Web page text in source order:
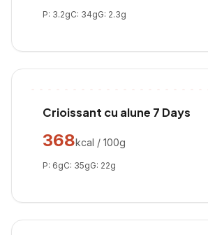
P: 3.2gC: 34gG: 2.3g
Crioissant cu alune 7 Days
368kcal / 100g
P: 6gC: 35gG: 22g